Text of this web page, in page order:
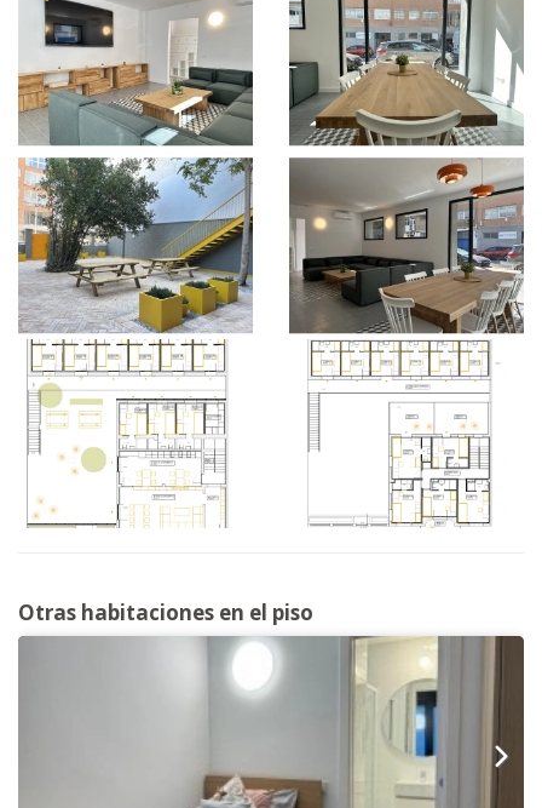
Otras habitaciones en el piso